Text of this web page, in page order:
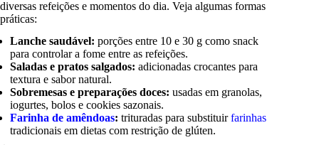
diversas refeições e momentos do dia. Veja algumas formas
práticas:
Lanche saudável: porções entre 10 e 30 g como snack
para controlar a fome entre as refeições.
Saladas e pratos salgados: adicionadas crocantes para
textura e sabor natural.
Sobremesas e preparações doces: usadas em granolas,
iogurtes, bolos e cookies sazonais.
Farinha de amêndoas: trituradas para substituirfarinhas
tradicionais em dietas com restrição de glúten.